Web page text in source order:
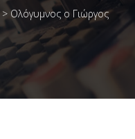
> Ολόγυμνος ο Γιώργος